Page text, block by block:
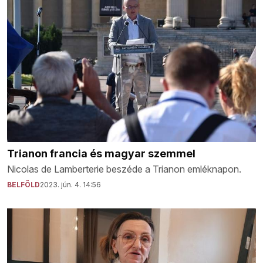
Trianon francia és magyar szemmel
Nicolas de Lamberterie beszéde a Trianon emléknapon.
BELFÖLD2023. jún. 4. 14:56